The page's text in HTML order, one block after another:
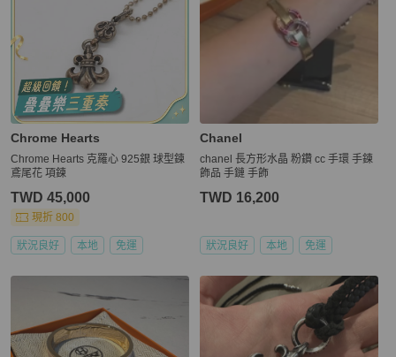
Chrome Hearts
Chrome Hearts 克羅心 925銀 球型鍊
鳶尾花 項鍊
TWD 45,000
現折 800
狀況良好 本地 免運
Chanel
chanel 長方形水晶 粉鑽 cc 手環 手鍊
飾品 手鏈 手飾
TWD 16,200
狀況良好 本地 免運